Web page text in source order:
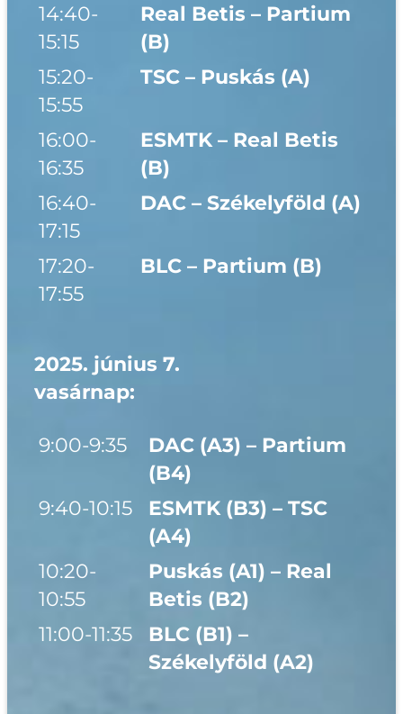
14:40-
15:15
Real Betis – Partium
(B)
15:20-
15:55
TSC – Puskás (A)
16:00-
16:35
ESMTK – Real Betis
(B)
16:40-
17:15
DAC – Székelyföld (A)
17:20-
17:55
BLC – Partium (B)
2025. június 7.
vasárnap:
9:00-9:35
DAC (A3) – Partium
(B4)
9:40-10:15
ESMTK (B3) – TSC
(A4)
10:20-
10:55
Puskás (A1) – Real
Betis (B2)
11:00-11:35
BLC (B1) –
Székelyföld (A2)